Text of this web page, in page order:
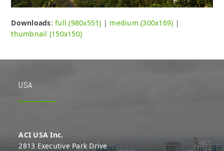
Downloads:full (980x551) | medium (300x169) |
thumbnail (150x150)
USA
ACI USA Inc.
2813 Executive Park Drive